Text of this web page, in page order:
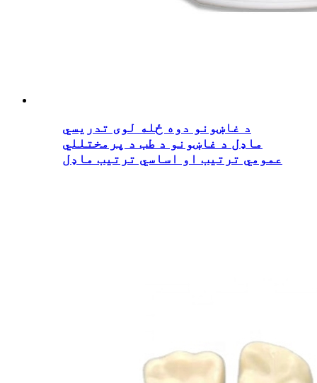
د غاښونو دوه ځله لوی تدریسي
ماډل د غاښونو د طب د پرمختللي
عمومي ترتیب او اساسي ترتیب ماډل